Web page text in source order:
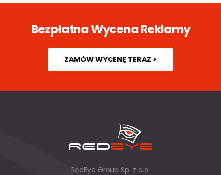
Bezpłatna Wycena Reklamy
ZAMÓW WYCENĘ TERAZ >
RedEye Group Sp. z o.o.